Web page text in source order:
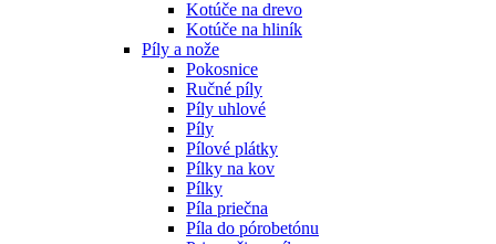
Kotúče na drevo
Kotúče na hliník
Píly a nože
Pokosnice
Ručné píly
Píly uhlové
Píly
Pílové plátky
Pílky na kov
Pílky
Píla priečna
Píla do pórobetónu